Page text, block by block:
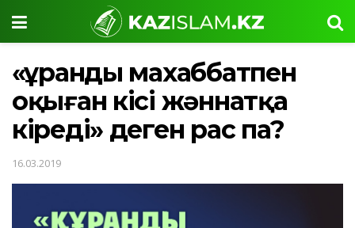
«Құранды махаббатпен
оқыған кісі жәннатқа
кіреді» деген рас па?
16.03.2019